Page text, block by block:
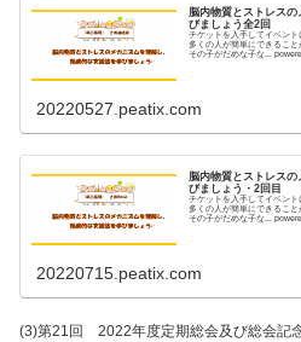
脳内物質とストレス
びましょう全2回
チケットを入手してイベン
多くの人が簡単にできること
その子がだめな子な...
20220527.peatix.com
脳内物質とストレス
びましょう・2回目
チケットを入手してイベン
多くの人が簡単にできること
その子がだめな子な...
20220715.peatix.com
(3)第21回 2022年度定期総会及び総会記